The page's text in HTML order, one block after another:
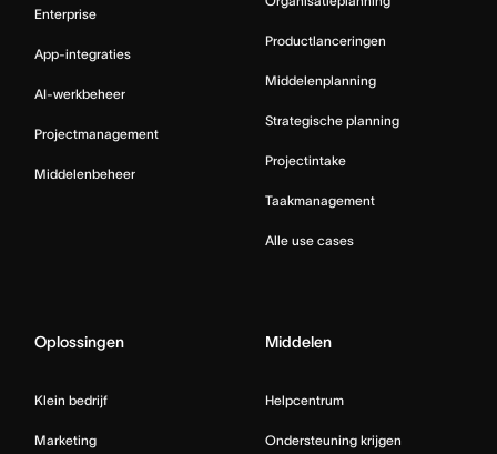
Enterprise
App-integraties
AI-werkbeheer
Projectmanagement
Middelenbeheer
Productlanceringen
Middelenplanning
Strategische planning
Projectintake
Taakmanagement
Alle use cases
Oplossingen
Klein bedrijf
Marketing
Middelen
Helpcentrum
Ondersteuning krijgen